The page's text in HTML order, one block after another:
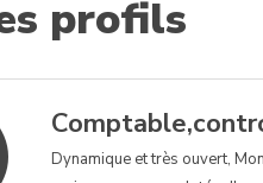
profils
Dynamique et très ouvert,